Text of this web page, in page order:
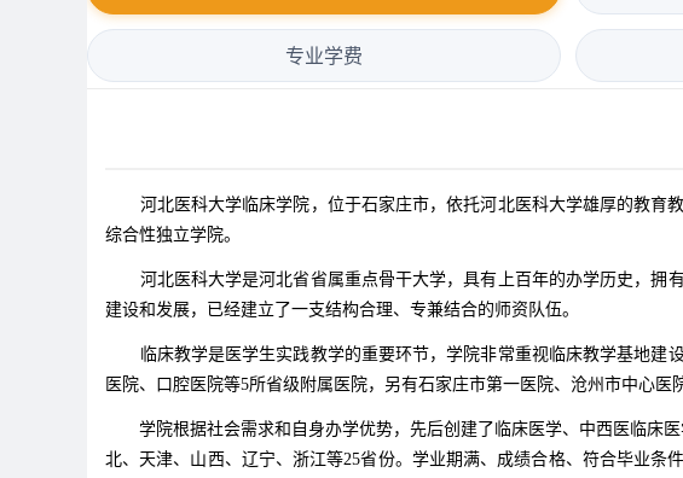
专业学费
河北医科大学临床学院，位于石家庄市，依托河北医科大学雄厚的教育
综合性独立学院。
河北医科大学是河北省省属重点骨干大学，具有上百年的办学历史，
建设和发展，已经建立了一支结构合理、专兼结合的师资队伍。
临床教学是医学生实践教学的重要环节，学院非常重视临床教学基地
医院、口腔医院等5所省级附属医院，另有石家庄市第一医院、沧州市中心
学院根据社会需求和自身办学优势，先后创建了临床医学、中西医临床
北、天津、山西、辽宁、浙江等25省份。学业期满、成绩合格、符合毕业